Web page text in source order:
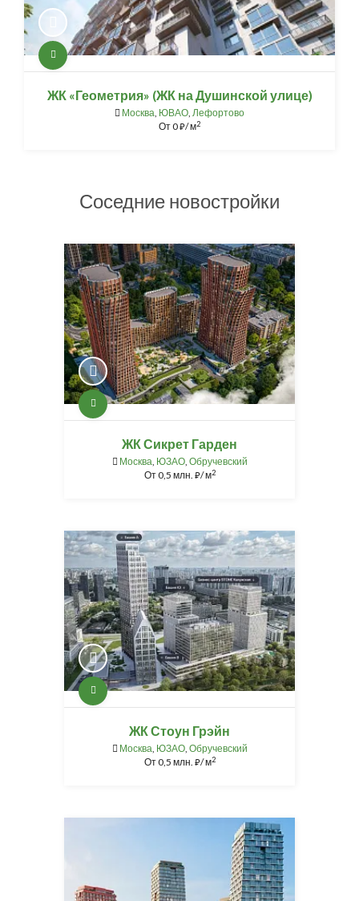
ЖК «Геометрия» (ЖК на Душинской улице)
Москва, ЮВАО, Лефортово
От0⃏/ м2
Соседние новостройки
ЖК Сикрет Гарден
Москва, ЮЗАО, Обручевский
От0,5 млн. ⃏/ м2
ЖК Стоун Грэйн
Москва, ЮЗАО, Обручевский
От0,5 млн. ⃏/ м2